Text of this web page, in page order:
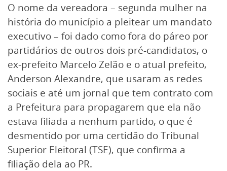
O nome da vereadora – segunda mulher na
história do município a pleitear um mandato
executivo – foi dado como fora do páreo por
partidários de outros dois pré-candidatos, o
ex-prefeito Marcelo Zelão e o atual prefeito,
Anderson Alexandre, que usaram as redes
sociais e até um jornal que tem contrato com
a Prefeitura para propagarem que ela não
estava filiada a nenhum partido, o que é
desmentido por uma certidão do Tribunal
Superior Eleitoral (TSE), que confirma a
filiação dela ao PR.